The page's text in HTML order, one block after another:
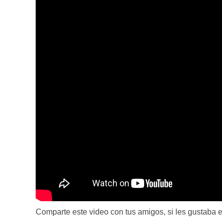
Comparte este video con tus amigos, si les gustaba